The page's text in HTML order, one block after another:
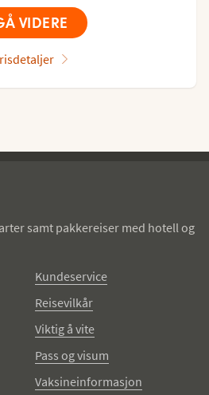
VIDERE
samt pakkereiser med hotell og
Kundeservice
Reisevilkår
Viktig å vite
Pass og visum
Vaksineinformasjon